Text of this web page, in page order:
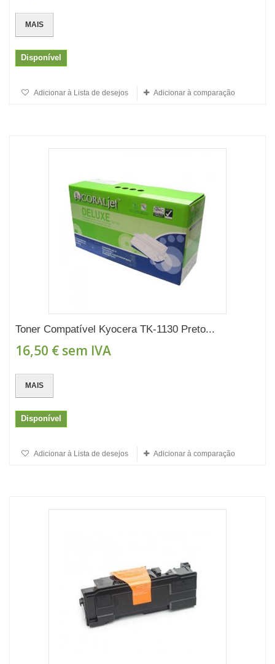
MAIS
Disponível
Adicionar à Lista de desejos Adicionar à comparação
Toner Compatível Kyocera TK-1130 Preto...
16,50 € sem IVA
MAIS
Disponível
Adicionar à Lista de desejos Adicionar à comparação